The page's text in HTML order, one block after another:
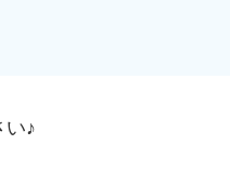
い♪